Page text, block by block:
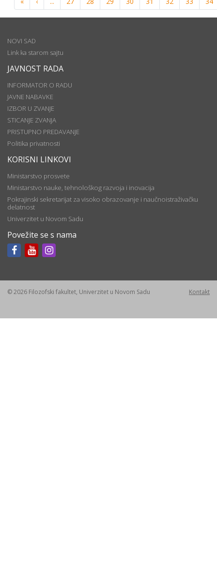
NOVI SAD
Link ka starom sajtu
JAVNOST RADA
INFORMATOR O RADU
JAVNE NABAVKE
IZBOR U ZVANJE
STICANJE ZVANJA
PRISTUPNO PREDAVANJE
Politika privatnosti
KORISNI LINKOVI
Ministarstvo prosvete
Ministarstvo nauke, tehnološkog razvoja i inovacija
Pokrajinski sekretarijat za visoko obrazovanje i naučnoistraživačku
delatnost
Univerzitet u Novom Sadu
Povežite se s nama
© 2026 Filozofski fakultet, Univerzitet u Novom Sadu Kontakt